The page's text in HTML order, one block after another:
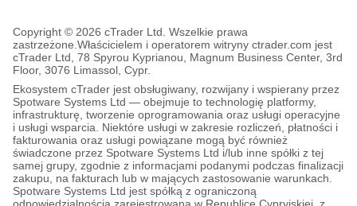
Copyright © 2026 cTrader Ltd. Wszelkie prawa
zastrzeżone. Właścicielem i operatorem witryny ctrader.com jest
cTrader Ltd, 78 Spyrou Kyprianou, Magnum Business Center, 3rd
Floor, 3076 Limassol, Cypr.
Ekosystem cTrader jest obsługiwany, rozwijany i wspierany przez
Spotware Systems Ltd — obejmuje to technologię platformy,
infrastrukturę, tworzenie oprogramowania oraz usługi operacyjne
i usługi wsparcia. Niektóre usługi w zakresie rozliczeń, płatności i
fakturowania oraz usługi powiązane mogą być również
świadczone przez Spotware Systems Ltd i/lub inne spółki z tej
samej grupy, zgodnie z informacjami podanymi podczas finalizacji
zakupu, na fakturach lub w mających zastosowanie warunkach.
Spotware Systems Ltd jest spółką z ograniczoną